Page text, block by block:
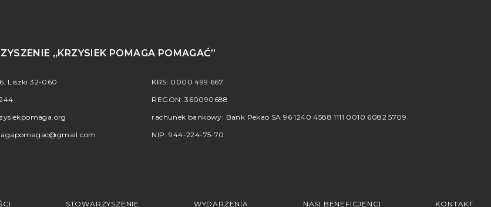
„KRZYSIEK POMAGA POMAGAĆ”
Liszki 32-060
KRS: 0000 499 667
REGON: 360090688
rachunek bankowy: Bank Pekao SA 96 1240 4588 1111 0010 6082 5709
NIP: 944-224-75-70
STOWARZYSZENIE WYDARZENIA NASI BENEFICJENCI KONTAKT